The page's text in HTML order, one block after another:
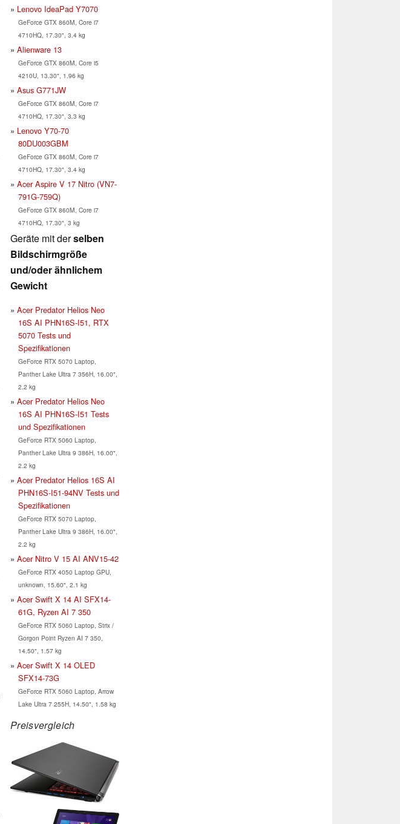
Lenovo IdeaPad Y7070
GeForce GTX 860M, Core i7
4710HQ, 17.30", 3.4 kg
Alienware 13
GeForce GTX 860M, Core i5
4210U, 13.30", 1.96 kg
Asus G771JW
GeForce GTX 860M, Core i7
4710HQ, 17.30", 3.3 kg
Lenovo Y70-70
80DU003GBM
GeForce GTX 860M, Core i7
4710HQ, 17.30", 3.4 kg
Acer Aspire V 17 Nitro (VN7-
791G-759Q)
GeForce GTX 860M, Core i7
4710HQ, 17.30", 3 kg
Geräte mit derselben
Bildschirmgröße
und/oder ähnlichem
Gewicht
Acer Predator Helios Neo
16S AI PHN16S-I51, RTX
5070 Tests und
Spezifikationen
GeForce RTX 5070 Laptop,
Panther Lake Ultra 7 356H, 16.00",
2.2 kg
Acer Predator Helios Neo
16S AI PHN16S-I51 Tests
und Spezifikationen
GeForce RTX 5060 Laptop,
Panther Lake Ultra 9 386H, 16.00",
2.2 kg
Acer Predator Helios 16S AI
PHN16S-I51-94NV Tests und
Spezifikationen
GeForce RTX 5070 Laptop,
Panther Lake Ultra 9 386H, 16.00",
2.2 kg
Acer Nitro V 15 AI ANV15-42
GeForce RTX 4050 Laptop GPU,
unknown, 15.60", 2.1 kg
Acer Swift X 14 AI SFX14-
61G, Ryzen AI 7 350
GeForce RTX 5060 Laptop, Strix /
Gorgon Point Ryzen AI 7 350,
14.50", 1.57 kg
Acer Swift X 14 OLED
SFX14-73G
GeForce RTX 5060 Laptop, Arrow
Lake Ultra 7 255H, 14.50", 1.58 kg
Preisvergleich